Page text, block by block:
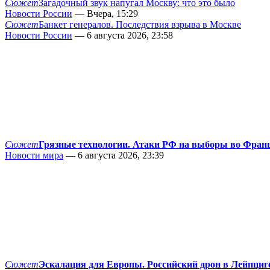
СюжетЗагадочный звук напугал Москву: что это было
Новости России — Вчера, 15:29
СюжетБанкет генералов. Последствия взрыва в Москве
Новости России — 6 августа 2026, 23:58
СюжетГрязные технологии. Атаки РФ на выборы во
Новости мира — 6 августа 2026, 23:39
СюжетЭскалация для Европы. Российский дрон в